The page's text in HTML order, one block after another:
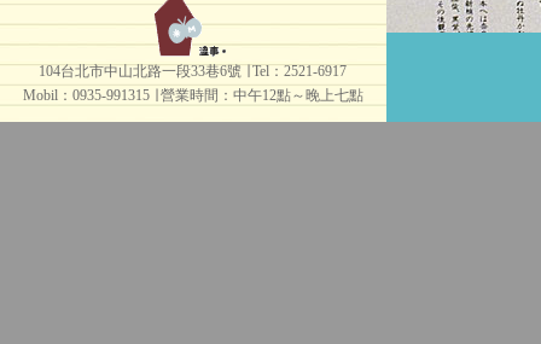
104台北市中山北路一段33巷6號 ∣ Tel：2521-6917
Mobil：0935-991315 ∣
營業時間：中午12點～晚上七點